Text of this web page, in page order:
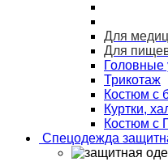
Для
Для
Головные
Трикотаж
Костюм с
Куртки,
Костюм с
Спецодежда